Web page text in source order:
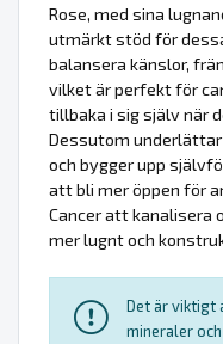
Rose, med sina
utmärkt stöd för
balansera känslor,
vilket är perfekt för
tillbaka i sig själv när
Dessutom
och bygger upp
att bli mer öppen för
Cancer att kanalisera
mer lugnt och
Det är viktigt
mineraler